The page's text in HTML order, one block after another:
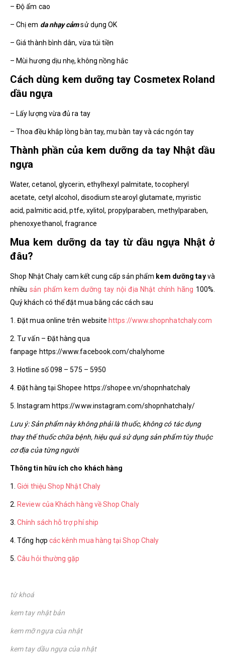
– Độ ẩm cao
– Chị em da nhạy cảmsử dụng OK
– Giá thành bình dân, vừa túi tiền
– Mùi hương dịu nhẹ, không nồng hắc
Cách dùng kem dưỡng tay Cosmetex Roland
dầu ngựa
– Lấy lượng vừa đủ ra tay
– Thoa đều khắp lòng bàn tay, mu bàn tay và các ngón tay
Thành phần của kem dưỡng da tay Nhật dầu
ngựa
Water, cetanol, glycerin, ethylhexyl palmitate, tocopheryl
acetate, cetyl alcohol, disodium stearoyl glutamate, myristic
acid, palmitic acid, ptfe, xylitol, propylparaben, methylparaben,
phenoxyethanol, fragrance
Mua kem dưỡng da tay từ dầu ngựa Nhật ở
đâu?
Shop Nhật Chaly cam kết cung cấp sản phẩm kem dưỡng tayvà
nhiều sản phẩm kem dưỡng tay nội địa Nhật chính hãng 100%.
Quý khách có thể đặt mua bằng các cách sau
1. Đặt mua online trên website https://www.shopnhatchaly.com
2. Tư vấn – Đặt hàng qua
fanpage https://www.facebook.com/chalyhome
3. Hotline số 098 – 575 – 5950
4. Đặt hàng tại Shopee https://shopee.vn/shopnhatchaly
5. Instagram https://www.instagram.com/shopnhatchaly/
Lưu ý: Sản phẩm này không phải là thuốc, không có tác dụng
thay thế thuốc chữa bệnh, hiệu quả sử dụng sản phẩm tùy thuộc
cơ địa của từng người
Thông tin hữu ích cho khách hàng
1.Giới thiệu Shop Nhật Chaly
2. Review của Khách hàng về Shop Chaly
3.Chính sách hỗ trợ phí ship
4. Tổng hợp các kênh mua hàng tại Shop Chaly
5.Câu hỏi thường gặp
từ khoá
kem tay nhật bản
kem mỡ ngựa của nhật
kem tay dầu ngựa của nhật